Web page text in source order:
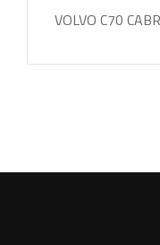
VOLVO C70